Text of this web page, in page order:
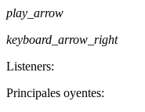
play_arrow
keyboard_arrow_right
Listeners:
Principales oyentes: